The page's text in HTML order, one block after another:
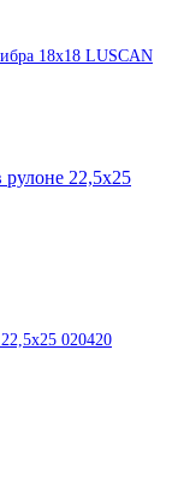
18х18 LUSCAN
020420